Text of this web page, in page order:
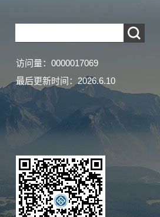
访问量： 0000017069
最后更新时间： 2026.6.10